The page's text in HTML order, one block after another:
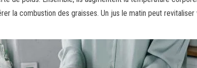
la combustion des graisses. Un jus le matin peut